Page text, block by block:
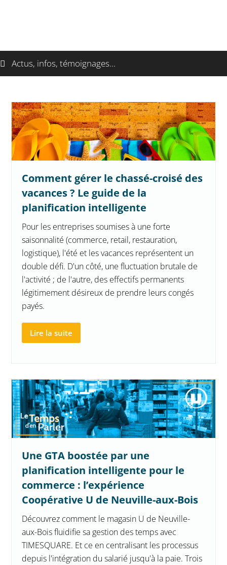
Actus, infos, témoignages...
Comment gérer le chassé-croisé des
vacances ? Le guide de la
planification intelligente
Pour les entreprises soumises à une forte
saisonnalité (commerce, retail, restauration,
logistique), l'été et les vacances représentent un
double défi. D'un côté, une fluctuation brutale de
l'activité ; de l'autre, des effectifs permanents
légitimement désireux de prendre leurs congés
payés.
Lire la suite
Une GTA boostée par une
planification intelligente pour le
commerce : l’expérience
Coopérative U de Neuville-aux-Bois
Découvrez comment le magasin U de Neuville-
aux-Bois fluidifie sa gestion des temps avec
TIMESQUARE. Et ce en centralisant les processus
depuis l'intégration du salarié jusqu'à la paie. Trois